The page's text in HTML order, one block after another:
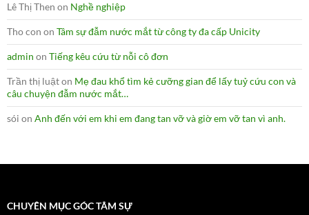
Lê Thị Then on Nghề nghiệp
Tho con on Tâm sự đẫm nước mắt từ công ty đa cấp Unicity
admin on Tiếng kêu cứu từ nỗi cô đơn
Trần thị luậton Mẹ đau khổ tìm kẻ cưỡng gian để lấy tuỷ cứu con và
câu chuyện đẫm nước mắt…
sói on Anh đến với em khi em đang tan vỡ và giờ em vỡ tan vì anh.
CHUYÊN MỤC GÓC TÂM SỰ